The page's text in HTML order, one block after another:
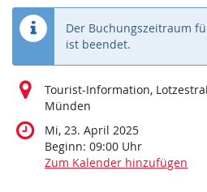
Der Buchungszeitraum
ist beendet.
Tourist-Information,
Münden
Mi, 23. April 2025
Beginn: 09:00 Uhr
Zum Kalender hinzufügen